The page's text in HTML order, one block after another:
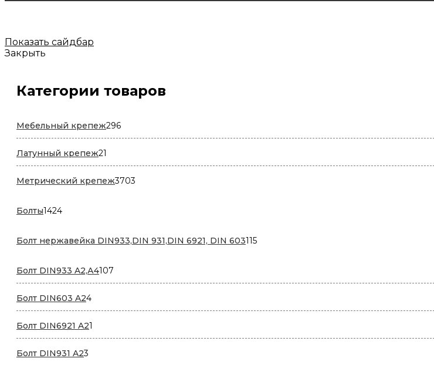
Показать сайдбар
Закрыть
Категории товаров
Мебельный крепеж296296
товаров
Латунный крепеж21
товар
Метрический крепеж3703
Болты14241424
Болт нержавейка DIN933,DIN 931,DIN 6921, DIN 603115115
Болт DIN933 A2,А4107
товаров
Болт DIN603 A244
товара
Болт DIN6921 A21
товар
Болт DIN931 A23